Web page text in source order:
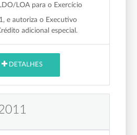
LOA para o Exercício
e autoriza o Executivo
adicional especial.
DETALHES